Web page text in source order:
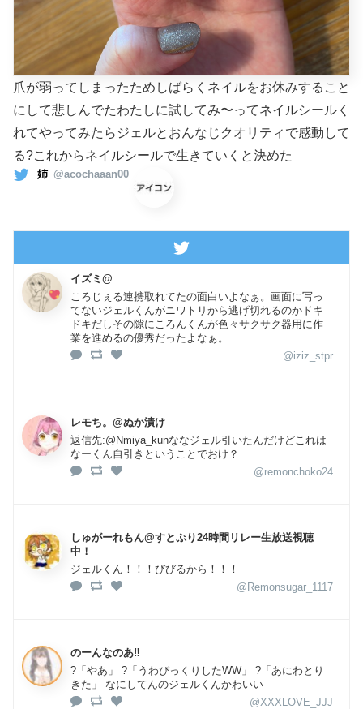
爪が弱ってしまったためしばらくネイルをお休みすること
にして悲しんでたわたしに試してみ〜ってネイルシールく
れてやってみたらジェルとおんなじクオリティで感動して
る?これからネイルシールで生きていくと決めた
姉 @acochaaan00
イズミ@
ころじぇる連携取れてたの面白いよなぁ。画面に写っ
てないジェルくんがニワトリから逃げ切れるのかドキ
ドキだしその隙にころんくんが色々サクサク器用に作
業を進めるの優秀だったよなぁ。
@iziz_stpr
レモち。@ぬか漬け
返信先:@Nmiya_kunななジェル引いたんだけどこれは
なーくん自引きということでおけ？
@remonchoko24
しゅがーれもん@すとぷり24時間リレー生放送視聴
中！
ジェルくん！！！びびるから！！！
@Remonsugar_1117
のーんなのあ‼️
?「やあ」 ?「うわびっくりしたWW」 ?「あにわとり
きた」 なにしてんのジェルくんかわいい
@XXXLOVE_JJJ